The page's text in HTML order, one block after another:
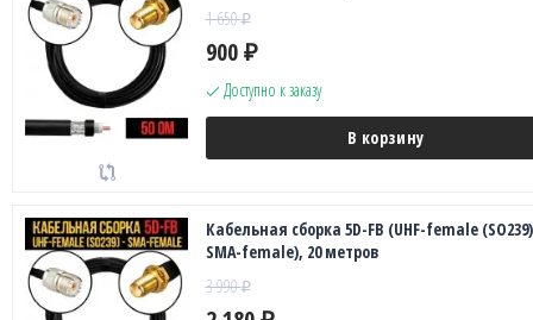
1 650₽
900 ₽
Доступно к заказу
В корзину
Кабельная сборка 5D-FB (UHF-female
SMA-female), 20 метров
3 990₽